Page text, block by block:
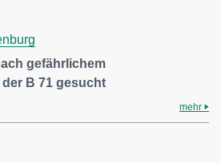
gefährlichem
B 71 gesucht
mehr